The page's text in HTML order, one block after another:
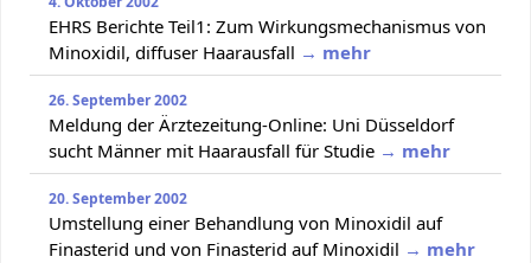
EHRS Berichte Teil1: Zum Wirkungsmechanismus von
Minoxidil, diffuser Haarausfall → mehr
26. September 2002
Meldung der Ärztezeitung-Online: Uni Düsseldorf
sucht Männer mit Haarausfall für Studie → mehr
20. September 2002
Umstellung einer Behandlung von Minoxidil auf
Finasterid und von Finasterid auf Minoxidil → mehr